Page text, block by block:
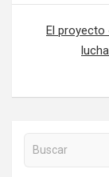
El proyecto
Buscar en la web